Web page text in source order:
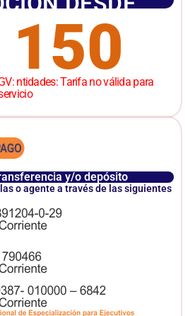
ntidades: Tarifa no válida para
y/o depósito
o agente a través de las siguientes